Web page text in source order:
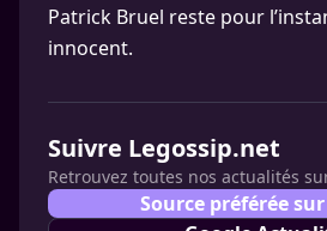
Patrick Bruel reste pour
innocent.
Suivre Legossip.net
Retrouvez toutes nos actualités
Source préférée